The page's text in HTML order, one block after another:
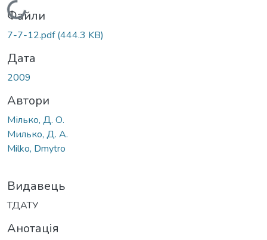
Вантажиться...
Файли
7-7-12.pdf(444.3 KB)
Дата
2009
Автори
Мілько, Д. О.
Милько, Д. А.
Milko, Dmytro
Видавець
ТДАТУ
Анотація